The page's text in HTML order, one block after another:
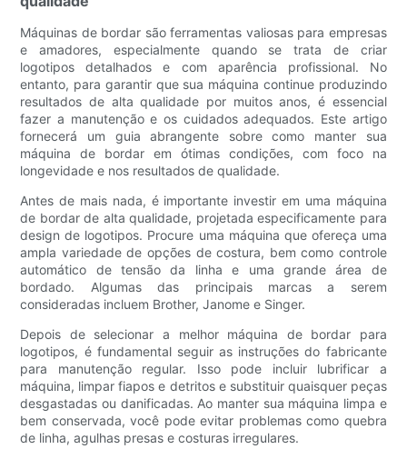
Máquinas de bordar são ferramentas valiosas para empresas
e amadores, especialmente quando se trata de criar
logotipos detalhados e com aparência profissional. No
entanto, para garantir que sua máquina continue produzindo
resultados de alta qualidade por muitos anos, é essencial
fazer a manutenção e os cuidados adequados. Este artigo
fornecerá um guia abrangente sobre como manter sua
máquina de bordar em ótimas condições, com foco na
longevidade e nos resultados de qualidade.
Antes de mais nada, é importante investir em uma máquina
de bordar de alta qualidade, projetada especificamente para
design de logotipos. Procure uma máquina que ofereça uma
ampla variedade de opções de costura, bem como controle
automático de tensão da linha e uma grande área de
bordado. Algumas das principais marcas a serem
consideradas incluem Brother, Janome e Singer.
Depois de selecionar a melhor máquina de bordar para
logotipos, é fundamental seguir as instruções do fabricante
para manutenção regular. Isso pode incluir lubrificar a
máquina, limpar fiapos e detritos e substituir quaisquer peças
desgastadas ou danificadas. Ao manter sua máquina limpa e
bem conservada, você pode evitar problemas como quebra
de linha, agulhas presas e costuras irregulares.